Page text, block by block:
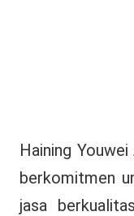
Haining
berkomitmen
jasa